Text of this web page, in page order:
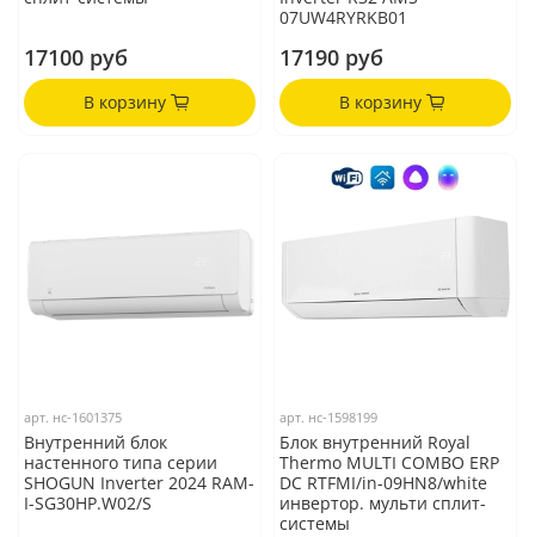
17100 руб
В корзину
07UW4RYRKB01
17190 руб
В корзину
арт. нс-1601375
Внутренний блок
настенного типа серии
SHOGUN Inverter 2024 RAM-
I-SG30HP.W02/S
арт. нс-1598199
Блок внутренний Royal
Thermo MULTI COMBO ERP
DC RTFMI/in-09HN8/white
инвертор. мульти сплит-
системы